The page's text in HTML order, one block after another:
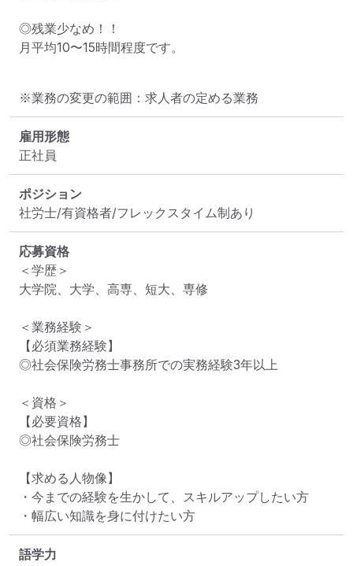
◎残業少なめ！！
月平均10〜15時間程度です。
※業務の変更の範囲：求人者の定める業務
雇用形態
正社員
ポジション
社労士/有資格者/フレックスタイム制あり
応募資格
＜学歴＞
大学院、大学、高専、短大、専修
＜業務経験＞
【必須業務経験】
◎社会保険労務士事務所での実務経験3年以上
＜資格＞
【必要資格】
◎社会保険労務士
【求める人物像】
・今までの経験を生かして、スキルアップしたい方
・幅広い知識を身に付けたい方
語学力